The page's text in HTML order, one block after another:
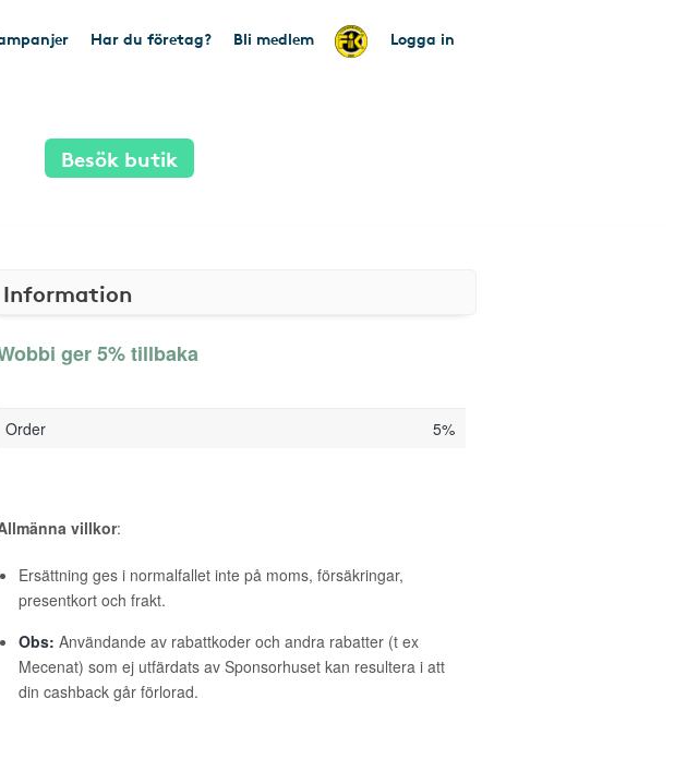
Har du företag? Bli medlem Logga in
Besök butik
Information
ger 5% tillbaka
Order 5%
villkor:
Ersättning ges i normalfallet inte på moms, försäkringar,
presentkort och frakt.
Obs: Användande av rabattkoder och andra rabatter (t ex
Mecenat) som ej utfärdats av Sponsorhuset kan resultera i att
din cashback går förlorad.